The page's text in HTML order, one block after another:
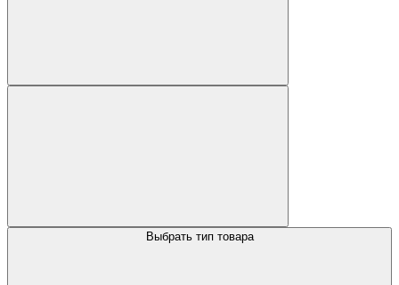
Выбрать тип товара